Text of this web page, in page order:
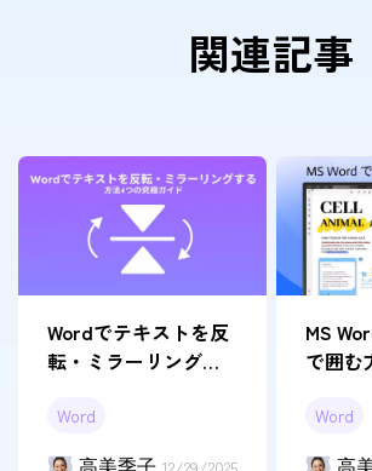
関連記事
Wordでテキストを反
転・ミラーリングす
視覚効果を最大化す
Word
MS
で囲む
ップバ
Word